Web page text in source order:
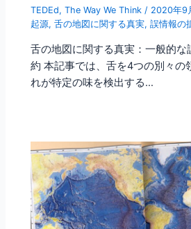
TEDEd,The Way We Think / 2020年9
起源,舌の地図に関する真実,誤情報の
舌の地図に関する真実：一般的な
約 本記事では、舌を4つの別々の
れが特定の味を検出する…